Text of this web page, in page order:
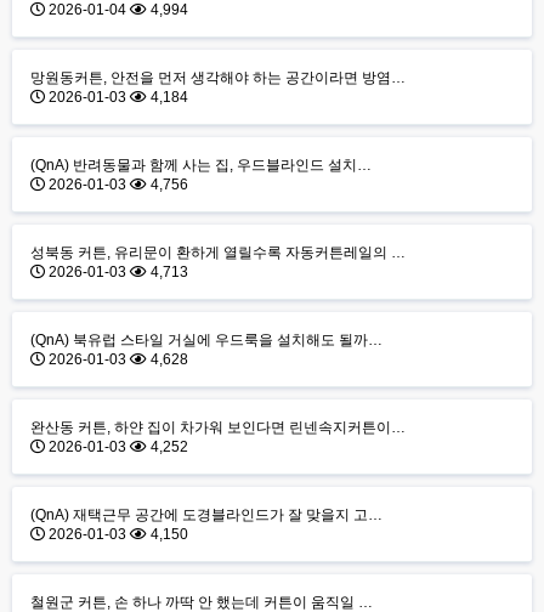
2026-01-04
4,994
망원동커튼, 안전을 먼저 생각해야 하는 공간이라면 방염…
2026-01-03
4,184
(QnA) 반려동물과 함께 사는 집, 우드블라인드 설치…
2026-01-03
4,756
성북동 커튼, 유리문이 환하게 열릴수록 자동커튼레일의 …
2026-01-03
4,713
(QnA) 북유럽 스타일 거실에 우드룩을 설치해도 될까…
2026-01-03
4,628
완산동 커튼, 하얀 집이 차가워 보인다면 린넨속지커튼이…
2026-01-03
4,252
(QnA) 재택근무 공간에 도경블라인드가 잘 맞을지 고…
2026-01-03
4,150
철원군 커튼, 손 하나 까딱 안 했는데 커튼이 움직일 …